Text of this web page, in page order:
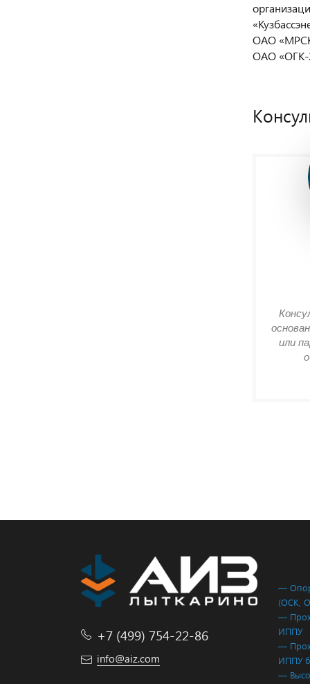
ОАО «МРСК
ОАО «ОГК-
или
+7 (499) 754-22-86
info@aiz.com
—
(ОСК,
—
ИППУ
—
ИППУ
—